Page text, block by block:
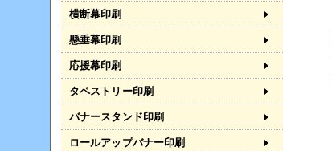
横断幕印刷
懸垂幕印刷
応援幕印刷
タペストリー印刷
バナースタンド印刷
ロールアップバナー印刷